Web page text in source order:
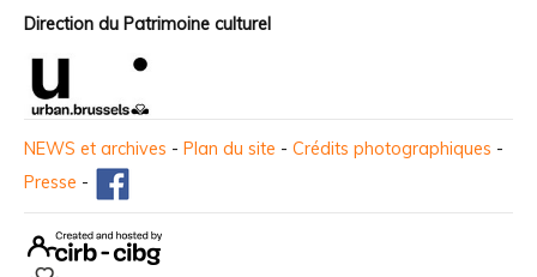
Direction du Patrimoine culturel
NEWS et archives - Plan du site - Crédits photographiques -
Presse -